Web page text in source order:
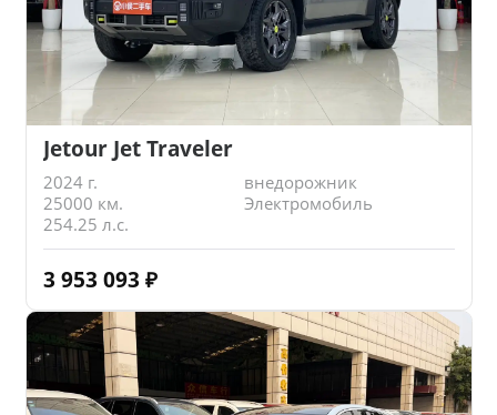
Jetour Jet Traveler
2024 г.
внедорожник
25000 км.
Электромобиль
254.25 л.с.
3 953 093 ₽